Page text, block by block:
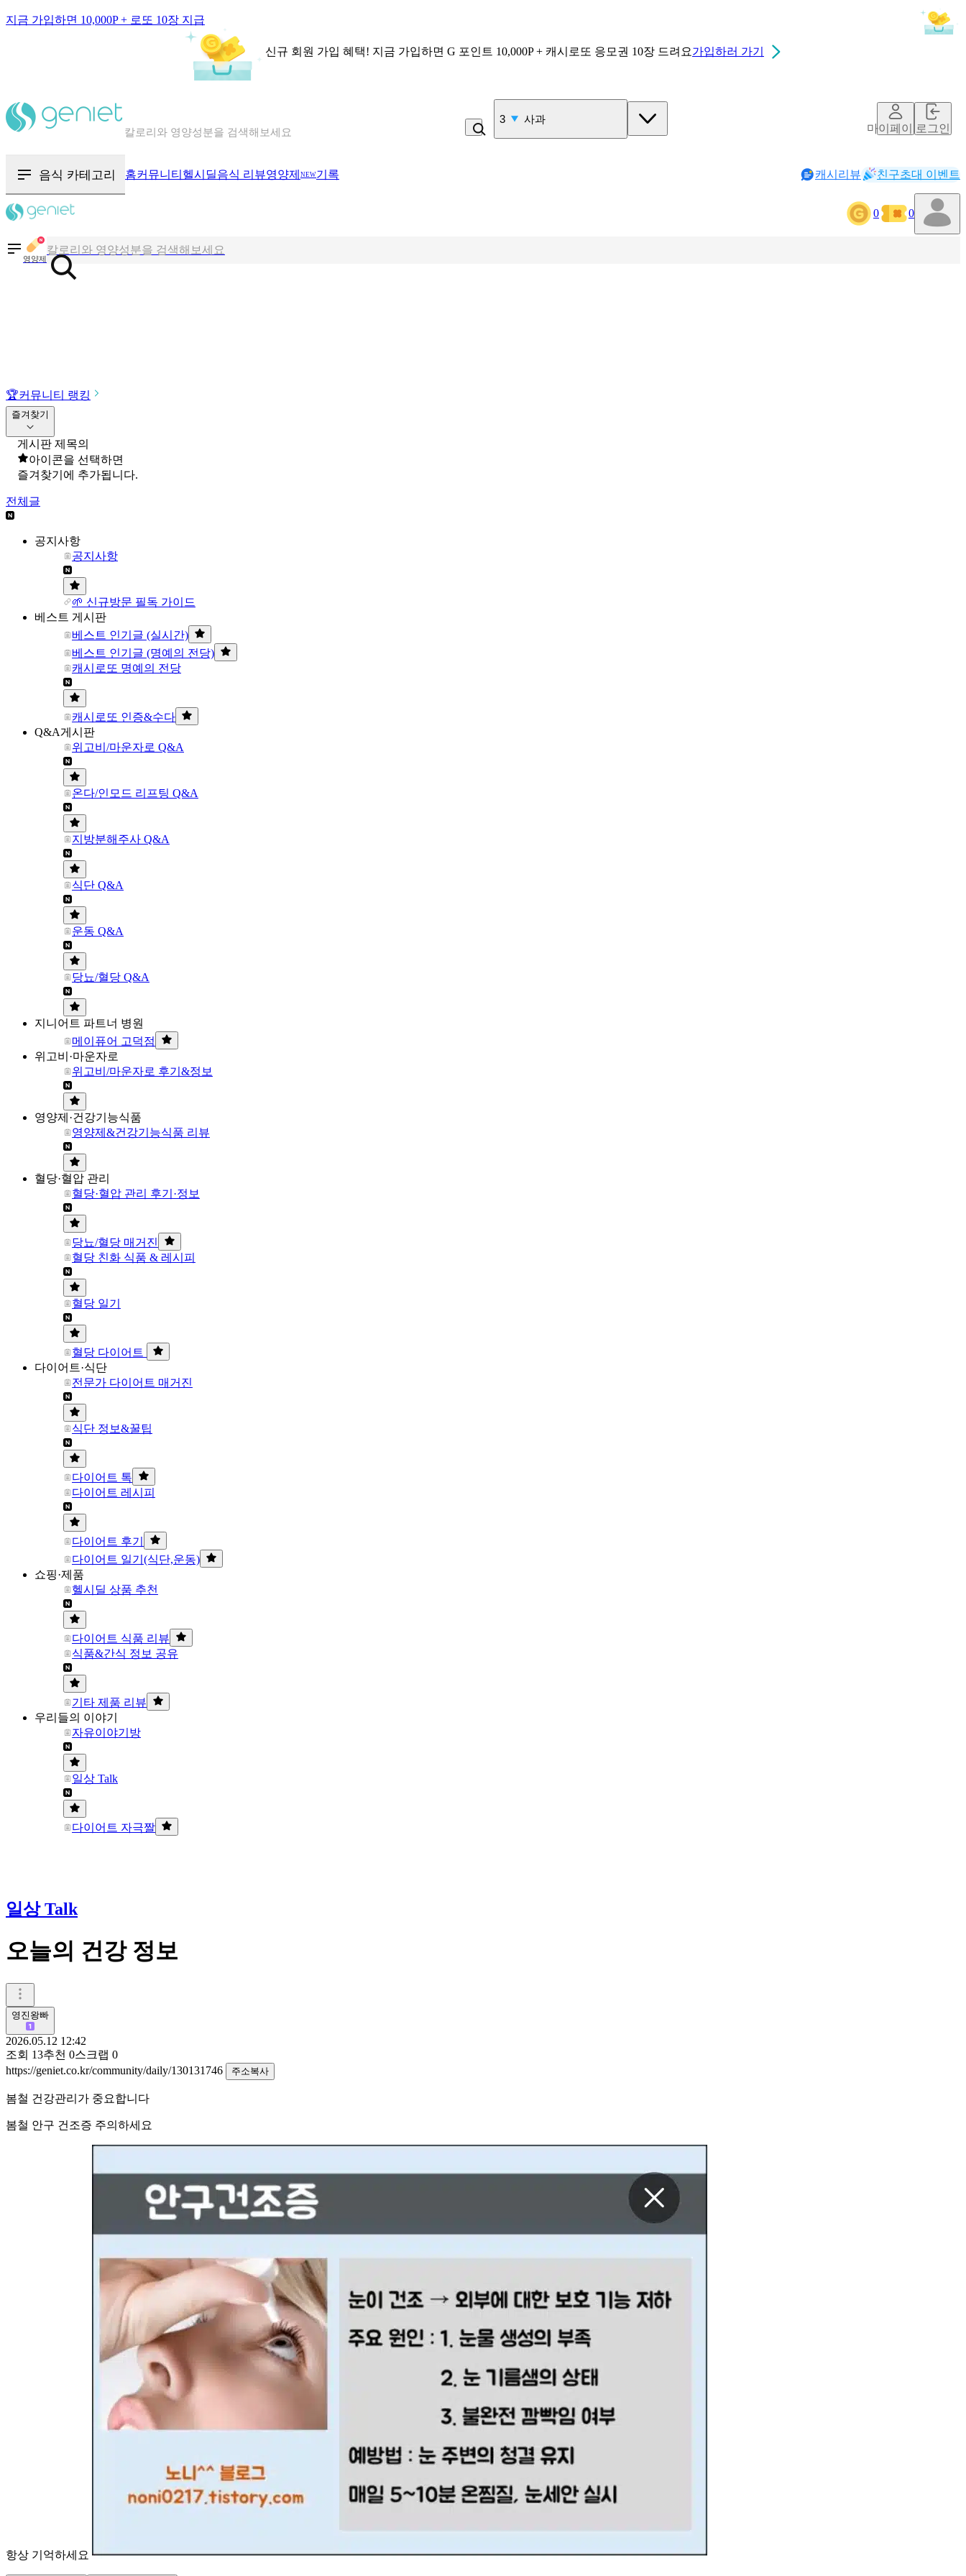
지금 가입하면 10,000P + 로또 10장 지급
신규 회원 가입 혜택! 지금 가입하면 G 포인트 10,000P + 캐시로또 응모권 10장 드려요가입하러 가기
칼로리와 영양성분을 검색해보세요
4 비_플레인 쿽
마이페이지로그인
음식 카테고리 홈커뮤니티 헬시딜음식 리뷰영양제 NEW기록 캐시리뷰 친구초대 이벤트
0 0
영양제
칼로리와 영양성분을 검색해보세요
혈당 · 다이어트 음식 검색해보세요
🏆커뮤니티 랭킹
즐겨찾기
게시판 제목의
아이콘을 선택하면
즐겨찾기에 추가됩니다.
전체글
공지사항
공지사항
🌱 신규방문 필독 가이드
베스트 게시판
베스트 인기글 (실시간)
베스트 인기글 (명예의 전당)
캐시로또 명예의 전당
캐시로또 인증&수다
Q&A게시판
위고비/마운자로 Q&A
온다/인모드 리프팅 Q&A
지방분해주사 Q&A
식단 Q&A
운동 Q&A
당뇨/혈당 Q&A
지니어트 파트너 병원
메이퓨어 고덕점
위고비·마운자로
위고비/마운자로 후기&정보
영양제·건강기능식품
영양제&건강기능식품 리뷰
혈당·혈압 관리
혈당·혈압 관리 후기·정보
당뇨/혈당 매거진
혈당 친화 식품 & 레시피
혈당 일기
혈당 다이어트
다이어트·식단
전문가 다이어트 매거진
식단 정보&꿀팁
다이어트 톡
다이어트 레시피
다이어트 후기
다이어트 일기(식단,운동)
쇼핑·제품
헬시딜 상품 추천
다이어트 식품 리뷰
식품&간식 정보 공유
기타 제품 리뷰
우리들의 이야기
자유이야기방
일상 Talk
다이어트 자극짤
일상 Talk
오늘의 건강 정보
영진왕빠
2026.05.12 12:42
조회 13추천 0스크랩 0
https://geniet.co.kr/community/daily/130131746
주소복사
봄철 건강관리가 중요합니다
봄철 안구 건조증 주의하세요
항상 기억하세요